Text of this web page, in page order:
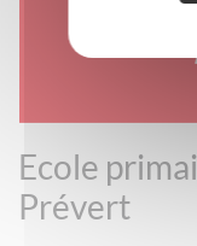
Ecole
Prévert